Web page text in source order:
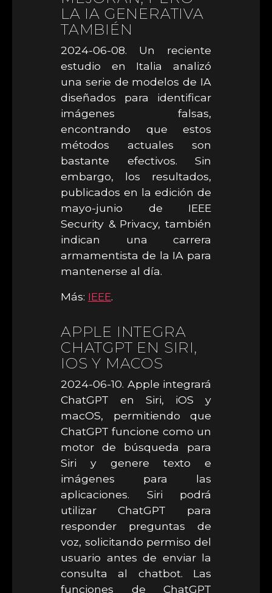
LA IA GENERATIVA
TAMBIÉN
2024-06-08. Un reciente
estudio en Italia analizó
una serie de modelos de IA
diseñados para identificar
imágenes falsas,
encontrando que estos
métodos actuales son
bastante efectivos. Sin
embargo, los resultados,
publicados en la edición de
mayo-junio de IEEE
Security & Privacy, también
indican una carrera
armamentista de la IA para
mantenerse al día.
Más: IEEE.
APPLE INTEGRA
CHATGPT EN SIRI,
IOS Y MACOS
2024-06-10. Apple integrará
ChatGPT en Siri, iOS y
macOS, permitiendo que
ChatGPT funcione como un
motor de búsqueda para
Siri y genere texto e
imágenes para las
aplicaciones. Siri podrá
utilizar ChatGPT para
responder preguntas de
voz, solicitando permiso del
usuario antes de enviar la
consulta al chatbot. Las
funciones de ChatGPT